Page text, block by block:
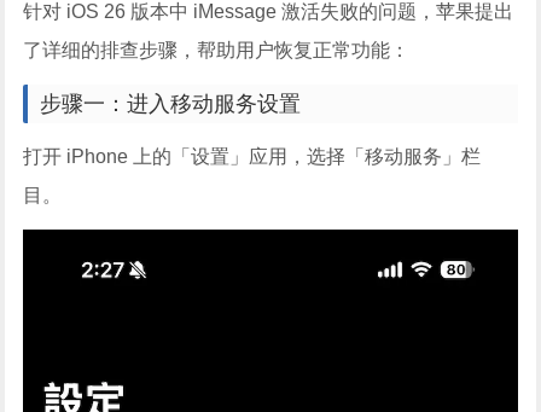
针对 iOS 26 版本中 iMessage 激活失败的问题，苹果提出
了详细的排查步骤，帮助用户恢复正常功能：
步骤一：进入移动服务设置
打开 iPhone 上的「设置」应用，选择「移动服务」栏
目。